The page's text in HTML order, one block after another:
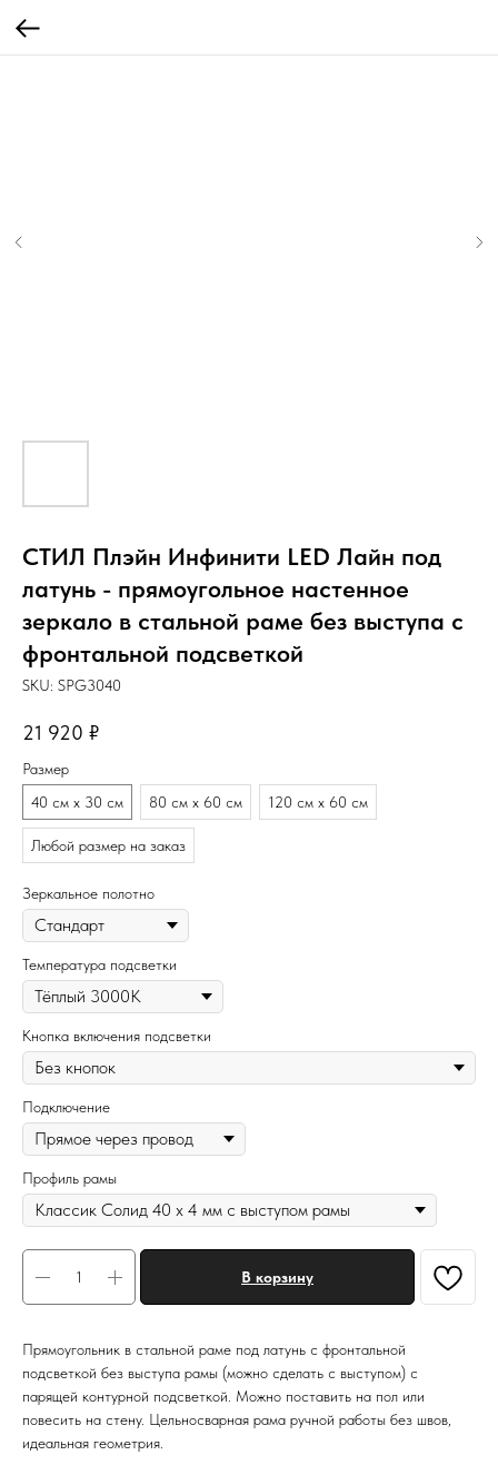
СТИЛ Плэйн Инфинити LED Лайн под
латунь - прямоугольное настенное
зеркало в стальной раме без выступа с
фронтальной подсветкой
SKU: SPG3040
21 920 ₽
Размер
40 см х 30 см
80 см х 60 см 120 см х 60 см
Любой размер на заказ
Зеркальное полотно
Температура подсветки
Кнопка включения подсветки
Подключение
Профиль рамы
В корзину
Прямоугольник в стальной раме под латунь с фронтальной
подсветкой без выступа рамы (можно сделать с выступом) с
парящей контурной подсветкой. Можно поставить на пол или
повесить на стену. Цельносварная рама ручной работы без швов,
идеальная геометрия.